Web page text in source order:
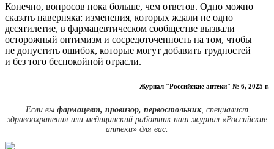
Конечно, вопросов пока больше, чем ответов. Одно можно
сказать наверняка: изменения, которых ждали не одно
десятилетие, в фармацевтическом сообществе вызвали
осторожный оптимизм и сосредоточенность на том, чтобы
не допустить ошибок, которые могут добавить трудностей
и без того беспокойной отрасли.
Журнал "Российские аптеки" № 6, 2025 г.
Если вы фармацевт, провизор, первостольник, специалист
здравоохранения или медицинский работник наш журнал «Российские
аптеки» для вас.